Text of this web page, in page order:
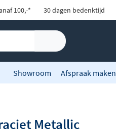
100,-* 30 dagen bedenktijd
Showroom Afspraak maken
Metallic